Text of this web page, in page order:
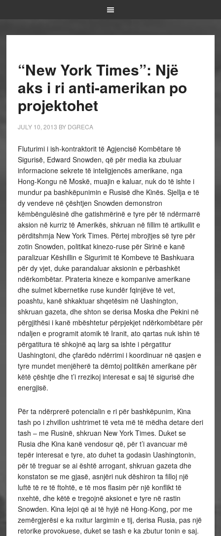
“New York Times”: Një
aks i ri anti-amerikan po
projektohet
JULY 10, 2013 BY DGRECA
Fluturimi i ish-kontraktorit të Agjencisë Kombëtare të
Sigurisë, Edward Snowden, që për media ka zbuluar
informacione sekrete të inteligjencës amerikane, nga
Hong-Kongu në Moskë, muajin e kaluar, nuk do të ishte i
mundur pa bashkëpunimin e Rusisë dhe Kinës. Sjellja e të
dy vendeve në çështjen Snowden demonstron
këmbëngulësinë dhe gatishmërinë e tyre për të ndërmarrë
aksion në kurriz të Amerikës, shkruan në fillim të artikullit e
përditshmja New York Times. Përtej mbrojtjes së tyre për
zotin Snowden, politikat kinezo-ruse për Sirinë e kanë
paralizuar Këshillin e Sigurimit të Kombeve të Bashkuara
për dy vjet, duke parandaluar aksionin e përbashkët
ndërkombëtar. Pirateria kineze e kompanive amerikane
dhe sulmet kibernetike ruse kundër fqinjëve të vet,
poashtu, kanë shkaktuar shqetësim në Uashington,
shkruan gazeta, dhe shton se derisa Moska dhe Pekini në
përgjithësi i kanë mbështetur përpjekjet ndërkombëtare për
ndaljen e programit atomik të Iranit, ato qartas nuk ishin të
përgatitura të shkojnë aq larg sa ishte i përgatitur
Uashingtoni, dhe çfarëdo ndërrimi i koordinuar në qasjen e
tyre mundet menjëherë ta dëmtoj politikën amerikane për
këtë çështje dhe t’i rrezikoj interesat e saj të sigurisë dhe
energjisë.
Për ta ndërprerë potencialin e ri për bashkëpunim, Kina
tash po i zhvillon ushtrimet të veta më të mëdha detare deri
tash – me Rusinë, shkruan New York Times. Duket se
Rusia dhe Kina kanë vendosur që, për t’i avancuar më
tepër interesat e tyre, ato duhet ta godasin Uashingtonin,
për të treguar se ai është arrogant, shkruan gazeta dhe
konstaton se me gjasë, asnjëri nuk dëshiron ta filloj një
luftë të re të ftohtë, e të mos flasim për një konflikt të
nxehtë, dhe këtë e tregojnë aksionet e tyre në rastin
Snowden. Kina lejoi që ai të hyjë në Hong-Kong, por me
zemërgjerësi e ka nxitur largimin e tij, derisa Rusia, pas një
retorike provokuese, duket se tash e ka zbutur tonin e saj.